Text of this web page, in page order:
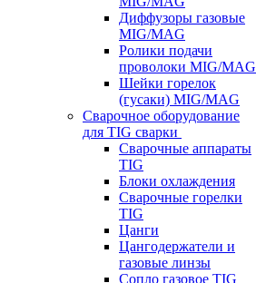
Диффузоры газовые
MIG/MAG
Ролики подачи
проволоки MIG/MAG
Шейки горелок
(гусаки) MIG/MAG
Сварочное оборудование
для TIG сварки
Сварочные аппараты
TIG
Блоки охлаждения
Сварочные горелки
TIG
Цанги
Цангодержатели и
газовые линзы
Сопло газовое TIG